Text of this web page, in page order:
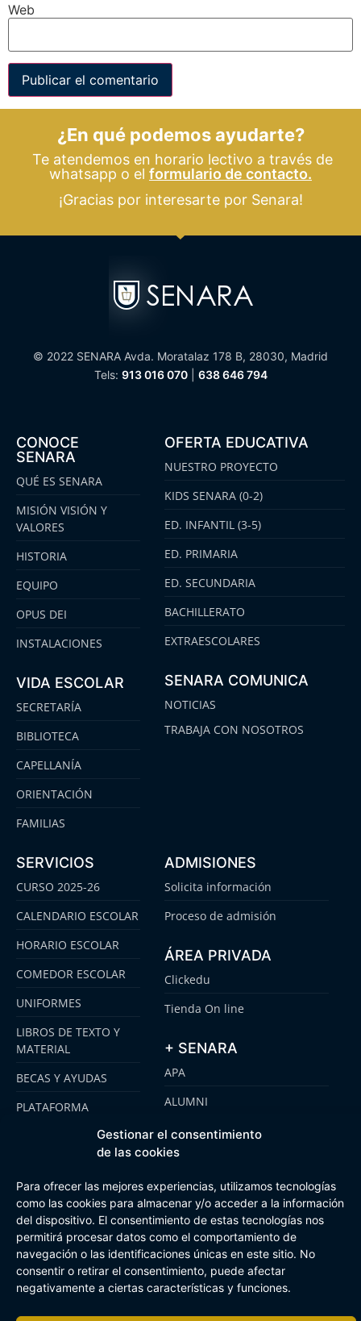
Gestionar el consentimiento
de las cookies
Para ofrecer las mejores experiencias, utilizamos tecnologías
como las cookies para almacenar y/o acceder a la información
del dispositivo. El consentimiento de estas tecnologías nos
permitirá procesar datos como el comportamiento de
navegación o las identificaciones únicas en este sitio. No
consentir o retirar el consentimiento, puede afectar
negativamente a ciertas características y funciones.
Web
¿En qué podemos ayudarte?
Te atendemos en horario lectivo a través de
whatsapp o el formulario de contacto.
¡Gracias por interesarte por Senara!
© 2022 SENARA Avda. Moratalaz 178 B, 28030, Madrid
Tels: 913 016 070| 638 646 794
CONOCE
SENARA
QUÉ ES SENARA
MISIÓN VISIÓN Y
VALORES
HISTORIA
EQUIPO
OPUS DEI
INSTALACIONES
VIDA ESCOLAR
SECRETARÍA
BIBLIOTECA
CAPELLANÍA
ORIENTACIÓN
FAMILIAS
OFERTA EDUCATIVA
NUESTRO PROYECTO
KIDS SENARA (0-2)
ED. INFANTIL (3-5)
ED. PRIMARIA
ED. SECUNDARIA
BACHILLERATO
EXTRAESCOLARES
SENARA COMUNICA
NOTICIAS
TRABAJA CON NOSOTROS
SERVICIOS
CURSO 2025-26
CALENDARIO ESCOLAR
HORARIO ESCOLAR
COMEDOR ESCOLAR
UNIFORMES
LIBROS DE TEXTO Y
MATERIAL
BECAS Y AYUDAS
PLATAFORMA
EMOOTI COLEGIOS
ADMISIONES
Solicita información
Proceso de admisión
ÁREA PRIVADA
Clickedu
Tienda On line
+ SENARA
APA
ALUMNI
SENARA SENIOR
FUNDACIÓN SENARA
Aviso Legal Política de cookies
Canal de Información Interna
Buzón Plan Regional